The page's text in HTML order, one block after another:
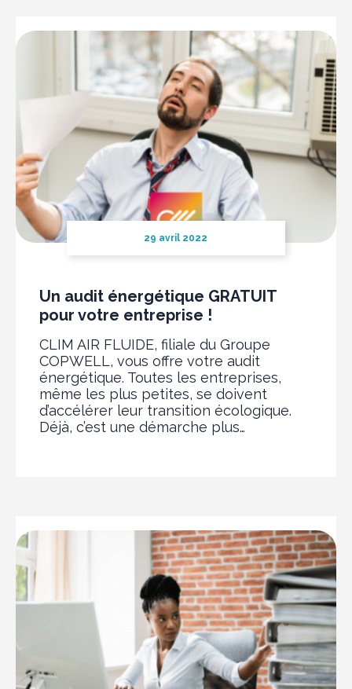
29 avril 2022
Un audit énergétique GRATUIT
pour votre entreprise !
CLIM AIR FLUIDE, filiale du Groupe
COPWELL, vous offre votre audit
énergétique. Toutes les entreprises,
même les plus petites, se doivent
d’accélérer leur transition écologique.
Déjà, c’est une démarche plus…